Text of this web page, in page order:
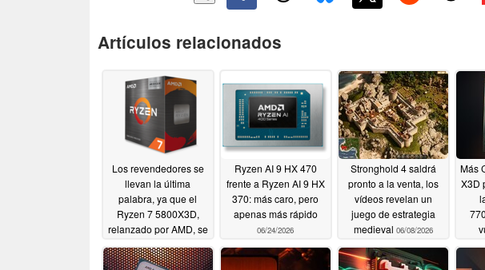
Artículos relacionados
Los revendedores se
llevan la última
palabra, ya que el
Ryzen 7 5800X3D,
relanzado por AMD, se
minutos06/27/2026
Ryzen AI 9 HX 470
frente a Ryzen AI 9 HX
370: más caro, pero
apenas más rápido
06/24/2026
Stronghold 4 saldrá
pronto a la venta, los
vídeos revelan un
juego de estrategia
medieval 06/08/2026
Más
X3D